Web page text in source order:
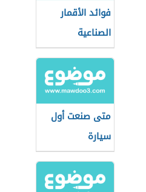
فوائد الأقمار
الصناعية
متى صنعت أول
سيارة